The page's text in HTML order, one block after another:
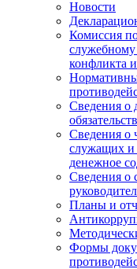
Новости
Комиссия
конфликта
Сведения о
Сведения о
служащих и
денежное
Сведения о
Планы и
Формы